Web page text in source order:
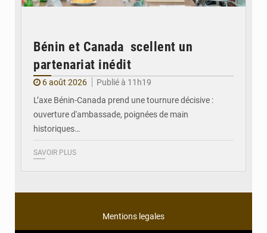
Bénin et Canada scellent un
partenariat inédit
6 août 2026
Publié à 11h19
L’axe Bénin-Canada prend une tournure décisive :
ouverture d'ambassade, poignées de main
historiques…
SAVOIR PLUS
Mentions legales